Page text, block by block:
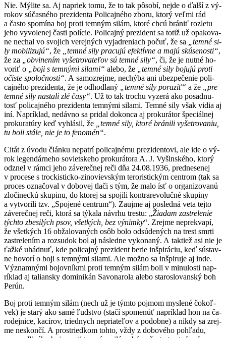
Nie. Mý­li­te sa. Aj na­priek to­mu, že to tak pô­so­bí, nej­de o ďal­ší z vý­
ro­kov sú­čas­né­ho pre­zi­den­ta Po­li­caj­né­ho zbo­ru, kto­rý veľ­mi rád
a čas­to spo­mí­na boj pro­ti tem­ným si­lám, kto­ré chcú brá­niť roz­le­tu
je­ho vy­vo­le­nej čas­ti po­lí­cie. Po­li­caj­ný pre­zi­dent sa to­tiž už opa­ko­va­
ne ne­chal vo svo­jich ve­rej­ných vy­jad­re­niach po­čuť, že sa
„tem­né si­
ly mo­bi­li­zu­jú“, že „tem­né si­ly pra­cu­jú efek­tív­ne a ma­jú skú­se­nos­ti“,
že za
„ob­vi­ne­ním vy­šet­ro­va­te­ľov sú tem­né si­ly“, či, že je nut­né ho­
vo­riť o
„bo­ji s tem­ný­mi si­la­mi“ ale­bo, že
„tem­né si­ly bo­ju­jú pro­ti
očis­te spo­loč­nos­ti“. A sa­moz­rej­me, ne­chý­ba ani ubez­pe­če­nie po­li­
caj­né­ho pre­zi­den­ta, že je od­hod­la­ný
„tem­né si­ly po­ra­ziť“ a že
„pre
tem­né si­ly nas­ta­li zlé ča­sy“. Už to tak tro­chu vy­ze­rá ako po­sad­nu­
tosť po­li­caj­né­ho pre­zi­den­ta tem­ný­mi si­la­mi. Tem­né si­ly však vi­dia aj
iní. Nap­rík­lad, ne­dáv­no sa pri­dal do­kon­ca aj pro­ku­rá­tor špe­ciál­nej
pro­ku­ra­tú­ry keď vy­hlá­sil, že
„tem­né si­ly, kto­ré brá­ni­li vy­šet­ro­va­niu,
tu bo­li stá­le, nie je to fe­no­mén“.
Ci­tát z úvo­du člán­ku ne­pat­rí po­li­caj­né­mu pre­zi­den­to­vi, ale ide o vý­
rok le­gen­dár­ne­ho so­viet­ske­ho pro­ku­rá­to­ra A. J. Vy­šin­ského, kto­rý
od­znel v rám­ci je­ho zá­ve­reč­nej re­či dňa 24.08.1936, pred­ne­se­nej
v pro­ce­se s troc­kis­tic­ko-zi­no­viev­ským te­ro­ris­tic­kým cen­trom (tak sa
pro­ces ozna­čo­val v do­bo­vej tla­či s tým, že ma­lo ísť o or­ga­ni­zo­va­nú
zlo­či­nec­kú sku­pi­nu, do kto­rej sa spo­ji­li kon­tra­re­vo­luč­né sku­pi­ny
a vy­tvo­ri­li tzv. „Spo­je­né cen­trum“). Za­uj­me aj pos­led­ná ve­ta tej­to
zá­ve­reč­nej re­či, kto­rá sa tý­ka­la návr­hu tres­tu: „Žia­dam za­stre­le­nie
tých­to zbe­si­lých psov, všet­kých, bez vý­nim­ky“. Zrej­me nep­rek­va­pí,
že všet­kých 16 ob­ža­lo­va­ných osôb bo­lo od­sú­de­ných na trest smr­ti
za­stre­le­ním a roz­su­dok bol aj nás­led­ne vy­ko­na­ný. A tak­tiež asi nie je
ťaž­ké uhád­nuť, kde po­li­caj­ný pre­zi­dent be­rie in­špi­rá­ciu, keď sús­tav­
ne ho­vo­rí o bo­ji s tem­ný­mi si­la­mi. Ale mož­no sa in­špi­ru­je aj in­de.
Vý­znam­ný­mi bo­jov­ník­mi pro­ti tem­ným si­lám bo­li v mi­nu­los­ti nap­
rík­lad aj ta­lian­sky do­mi­ni­kán Sa­vo­na­ro­la ale­bo sta­ros­lo­van­ský boh
Pe­rún.
Boj pro­ti tem­ným si­lám (nech už je tým­to poj­mom mys­le­né čo­koľ­
vek) je sta­rý ako sa­mé ľud­stvo (sta­čí spo­me­núť nap­rík­lad hon na ča­
ro­dej­ni­ce, ka­cí­rov, tried­nych ne­pria­te­ľov a po­dob­ne) a nik­dy sa zrej­
me nes­kon­čí. A pros­tried­kom toh­to, vždy z do­bo­vé­ho poh­ľa­du,